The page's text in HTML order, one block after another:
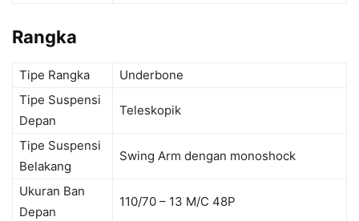
Rangka
Tipe Rangka
Underbone
Tipe Suspensi
Depan
Teleskopik
Tipe Suspensi
Belakang
Swing Arm dengan monoshock
Ukuran Ban
Depan
110/70 – 13 M/C 48P